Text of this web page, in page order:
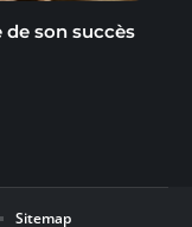
de son succès
Sitemap